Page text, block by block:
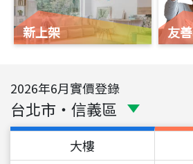
新上架 友
2026年6月實價登錄
台北市 ・ 信義區
大樓